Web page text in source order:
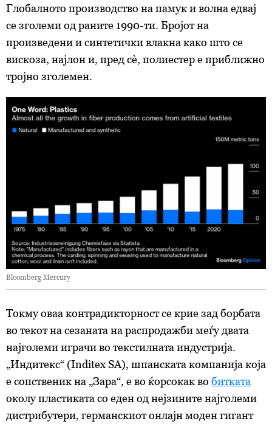
Глобалното производство на памук и волна едвај
се зголеми од раните 1990-ти. Бројот на
произведени и синтетички влакна како што се
вискоза, најлон и, пред сè, полиестер е приближно
тројно зголемен.
Bloomberg Mercury
Токму оваа контрадикторност се крие зад борбата
во текот на сезаната на распродажби меѓу двата
најголеми играчи во текстилната индустрија.
„Индитекс“ (Inditex SA), шпанската компанија која
е сопственик на „Зара“, е во ќорсокак во битката
околу пластиката со еден од нејзините најголеми
дистрибутери, германскиот онлајн моден гигант